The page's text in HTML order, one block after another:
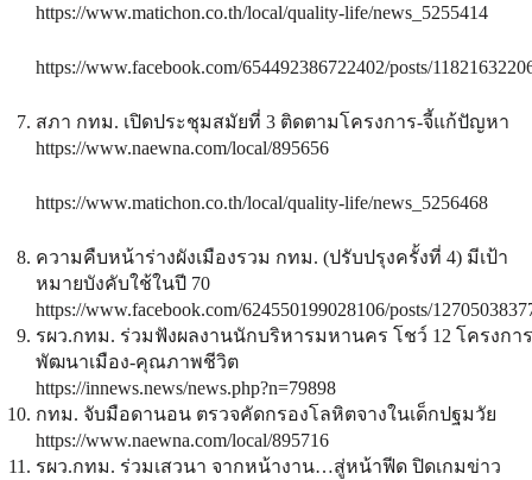
https://www.matichon.co.th/local/quality-life/news_5255414
https://www.facebook.com/654492386722402/posts/
สภา กทม. เปิดประชุมสมัยที่ 3 ติดตามโครงการ-จี้แก้ปัญหา
https://www.naewna.com/local/895656
https://www.matichon.co.th/local/quality-life/news_5256468
ความคืบหน้าร่างผังเมืองรวม กทม. (ปรับปรุงครั้งที่ 4) มีเป้า
หมายบังคับใช้ในปี 70
https://www.facebook.com/624550199028106/posts/
รผว.กทม. ร่วมฟังผลงานนักบริหารมหานคร โชว์ 12 โครงการ
พัฒนาเมือง-คุณภาพชีวิต
https://innews.news/news.php?n=79898
กทม. จับมือดานอน ตรวจคัดกรองโลหิตจางในเด็กปฐมวัย
https://www.naewna.com/local/895716
รผว.กทม. ร่วมเสวนา จากหน้างาน…สู่หน้าฟีด ปิดเกมข่าว